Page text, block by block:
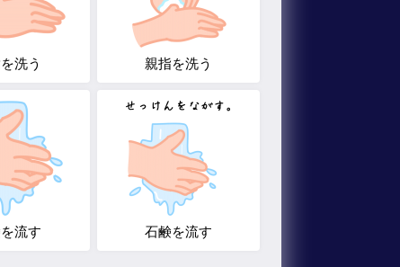
洗う 親指を洗う
流す 石鹸を流す